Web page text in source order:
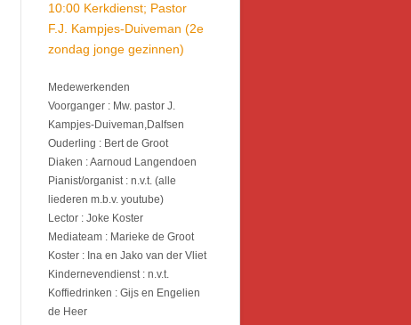
10:00 Kerkdienst; Pastor
F.J. Kampjes-Duiveman (2e
zondag jonge gezinnen)
Medewerkenden
Voorganger : Mw. pastor J.
Kampjes-Duiveman,Dalfsen
Ouderling : Bert de Groot
Diaken : Aarnoud Langendoen
Pianist/organist : n.v.t. (alle
liederen m.b.v. youtube)
Lector : Joke Koster
Mediateam : Marieke de Groot
Koster : Ina en Jako van der Vliet
Kindernevendienst : n.v.t.
Koffiedrinken : Gijs en Engelien
de Heer